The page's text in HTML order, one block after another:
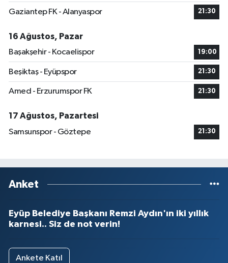
Gaziantep FK - Alanyaspor 21:30
16 Ağustos, Pazar
Başakşehir - Kocaelispor
19:00
Beşiktaş - Eyüpspor 21:30
Amed - Erzurumspor FK 21:30
17 Ağustos, Pazartesi
Samsunspor - Göztepe
21:30
Anket
Eyüp Belediye Başkanı Remzi Aydın'ın iki yıllık
karnesi.. Siz de not verin!
Ankete Katıl